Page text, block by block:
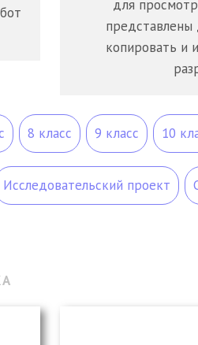
для
представлены
копировать и
8 класс 9 класс 10
Исследовательский проект